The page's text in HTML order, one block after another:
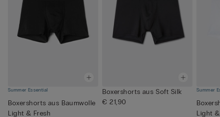
Summer Essential
Boxershorts aus Baumwolle
Light & Fresh
Boxershorts aus Soft Silk
€ 21,90
Summer
Light